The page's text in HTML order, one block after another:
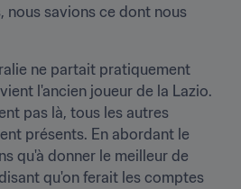
nous savions ce dont nous
ne partait pratiquement
l'ancien joueur de la Lazio.
pas là, tous les autres
présents. En abordant le
qu'à donner le meilleur de
qu'on ferait les comptes